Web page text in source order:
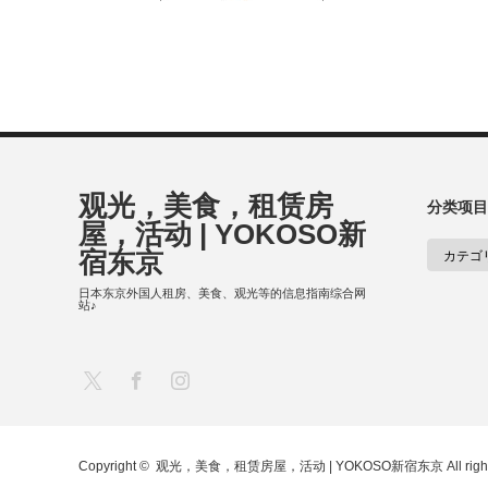
分类项目
观光，美食，租赁房
屋，活动 | YOKOSO新
宿东京
日本东京外国人租房、美食、观光等的信息指南综合网
站♪
Facebook
Copyright © 观光，美食，租赁房屋，活动 | YOKOSO新宿东京 All